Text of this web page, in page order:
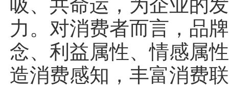
吸、共命运，为企业的
力。对消费者而言，品
念、利益属性、情感属
造消费感知，丰富消费